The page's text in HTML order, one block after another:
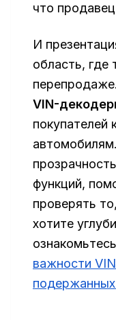
что
И
область, где
VIN-
функций,
проверять
хотите
важности